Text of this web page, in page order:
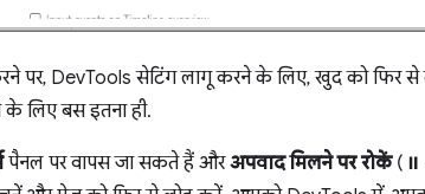
पर, DevTools सेटिंग लागू करने के लिए, खुद को फिर से
लिए बस इतना ही.
पैनल पर वापस जा सकते हैं औरअपवाद मिलने पर रोकें(⏸